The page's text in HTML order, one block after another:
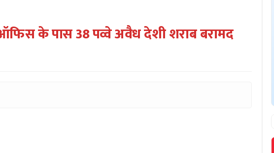
ऑफिस के पास 38 पव्वे अवैध देशी शराब बरामद